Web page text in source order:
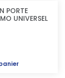
PORTE
UNIVERSEL